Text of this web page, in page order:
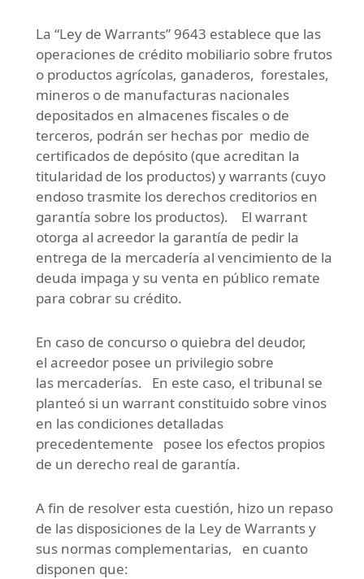
La “Ley de Warrants” 9643 establece que las
operaciones de crédito mobiliario sobre frutos
o productos agrícolas, ganaderos, forestales,
mineros o de manufacturas nacionales
depositados en almacenes fiscales o de
terceros, podrán ser hechas por medio de
certificados de depósito (que acreditan la
titularidad de los productos) y warrants (cuyo
endoso trasmite los derechos creditorios en
garantía sobre los productos). El warrant
otorga al acreedor la garantía de pedir la
entrega de la mercadería al vencimiento de la
deuda impaga y su venta en público remate
para cobrar su crédito.
En caso de concurso o quiebra del deudor,
el acreedor posee un privilegio sobre
las mercaderías. En este caso, el tribunal se
planteó si un warrant constituido sobre vinos
en las condiciones detalladas
precedentemente posee los efectos propios
de un derecho real de garantía.
A fin de resolver esta cuestión, hizo un repaso
de las disposiciones de la Ley de Warrants y
sus normas complementarias, en cuanto
disponen que: